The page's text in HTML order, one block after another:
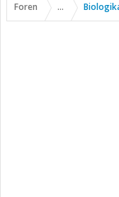
Foren ...